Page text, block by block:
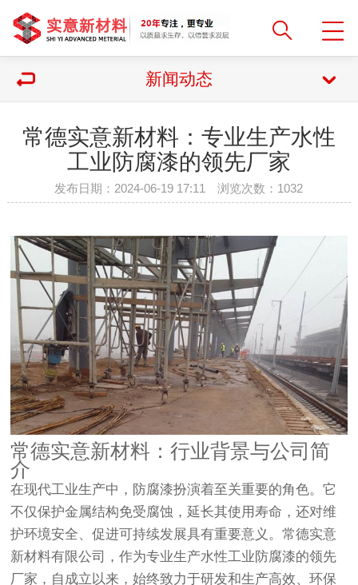
新闻动态
常德实意新材料：专业生产水性
工业防腐漆的领先厂家
发布日期：2024-06-19 17:11 浏览次数： 1032
常德实意新材料：行业背景与公司简
介
在现代工业生产中，防腐漆扮演着至关重要的角色。它
不仅保护金属结构免受腐蚀，延长其使用寿命，还对维
护环境安全、促进可持续发展具有重要意义。常德实意
新材料有限公司，作为专业生产水性工业防腐漆的领先
厂家，自成立以来，始终致力于研发和生产高效、环保